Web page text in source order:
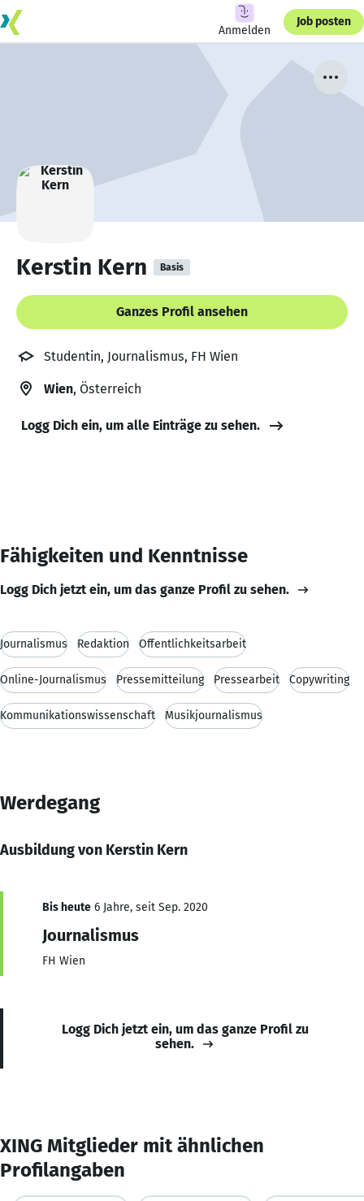
Anmelden
Job posten
Kerstin Kern Basis
Ganzes Profil ansehen
Studentin, Journalismus, FH Wien
Wien, Österreich
Logg Dich ein, um alle Einträge zu sehen.
Fähigkeiten und Kenntnisse
Logg Dich jetzt ein, um das ganze Profil zu sehen.
Journalismus Redaktion Öffentlichkeitsarbeit
Online-Journalismus Pressemitteilung Pressearbeit Copywriting
Kommunikationswissenschaft Musikjournalismus
Werdegang
Ausbildung von Kerstin Kern
Bis heute 6 Jahre, seit Sep. 2020
Journalismus
FH Wien
Logg Dich jetzt ein, um das ganze Profil zu
sehen.
XING Mitglieder mit ähnlichen
Profilangaben